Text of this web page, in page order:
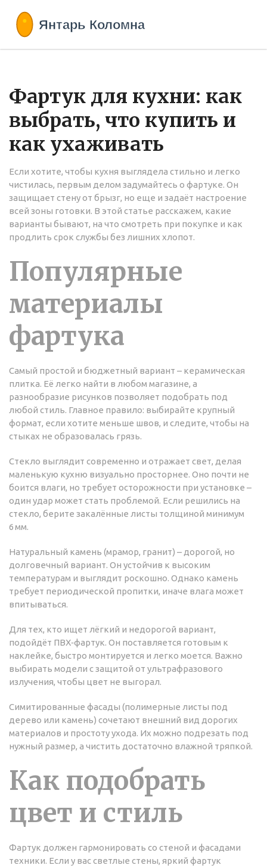
Фартук для кухни: как
выбрать, что купить и
как ухаживать
Если хотите, чтобы кухня выглядела стильно и легко
чистилась, первым делом задумайтесь о фартуке. Он
защищает стену от брызг, но еще и задаёт настроение
всей зоны готовки. В этой статье расскажем, какие
варианты бывают, на что смотреть при покупке и как
продлить срок службы без лишних хлопот.
Популярные
материалы
фартука
Самый простой и бюджетный вариант – керамическая
плитка. Её легко найти в любом магазине, а
разнообразие рисунков позволяет подобрать под
любой стиль. Главное правило: выбирайте крупный
формат, если хотите меньше швов, и следите, чтобы на
стыках не образовалась грязь.
Стекло выглядит современно и отражает свет, делая
маленькую кухню визуально просторнее. Оно почти не
боится влаги, но требует осторожности при установке –
один удар может стать проблемой. Если решились на
стекло, берите закалённые листы толщиной минимум
6 мм.
Натуральный камень (мрамор, гранит) – дорогой, но
долговечный вариант. Он устойчив к высоким
температурам и выглядит роскошно. Однако камень
требует периодической пропитки, иначе влага может
впитываться.
Для тех, кто ищет лёгкий и недорогой вариант,
подойдёт ПВХ‑фартук. Он поставляется готовым к
наклейке, быстро монтируется и легко моется. Важно
выбирать модели с защитой от ультрафразового
излучения, чтобы цвет не выгорал.
Симитированные фасады (полимерные листы под
дерево или камень) сочетают внешний вид дорогих
материалов и простоту ухода. Их можно подрезать под
нужный размер, а чистить достаточно влажной тряпкой.
Как подобрать
цвет и стиль
Фартук должен гармонировать со стеной и фасадами
техники. Если у вас светлые стены, яркий фартук